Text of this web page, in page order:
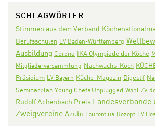
SCHLAGWÖRTER
Stimmen aus dem Verband
Berufsschulen LV Baden-Württemberg
Ausbildung Corona IKA Olympiade der Köche
Mitgliederversammlung Nachwuchs-Koch
Präsidium LV Bayern Küche-Magazin Digestif
Seminarplan Young Chefs Unplugged Wahl ZV
Rudolf Achenbach Preis Landesverbände
Zweigvereine Azubi Laurentius Rezept LV